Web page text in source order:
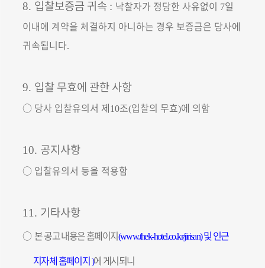
8. 입찰보증금 귀속 : 낙찰자가 정당한 사유없이 7일
이내에 계약을 체결하지 아니하는 경우 보증금은 당사에
귀속됩니다.
9. 입찰 무효에 관한 사항
○ 당사 입찰유의서 제10조(입찰의 무효)에 의함
10. 공지사항
○ 입찰유의서 등을 적용함
11. 기타사항
○ 본 공고 내용은 홈페이지(www.thek-hotel.co.kr/jirisan)및 인근
지자체 홈페이지)에 게시되니